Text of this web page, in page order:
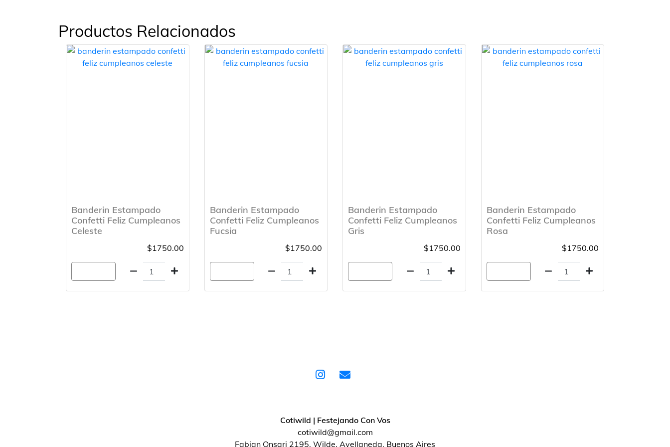
Productos Relacionados
Banderin Estampado
Confetti Feliz Cumpleanos
Celeste
$1750.00
Banderin Estampado
Confetti Feliz Cumpleanos
Fucsia
$1750.00
Banderin Estampado
Confetti Feliz Cumpleanos
Gris
$1750.00
Banderin Estampado
Confetti Feliz Cumpleanos
Rosa
$1750.00
Cotiwild | Festejando Con Vos
cotiwild@gmail.com
Fabian Onsari 2195, Wilde, Avellaneda, Buenos Aires